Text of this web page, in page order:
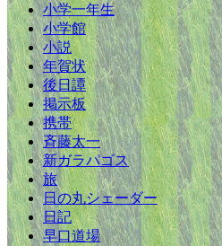
小学一年生
小学館
小説
年賀状
後日譚
掲示板
携帯
斉藤太一
新ガラパゴス
旅
日の丸シェーダー
日記
早口道場